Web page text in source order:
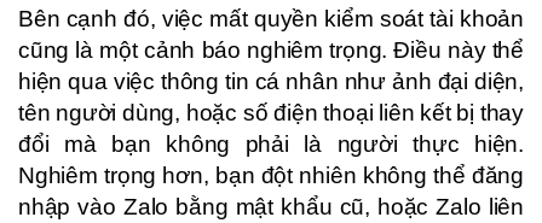
Bên cạnh đó, việc mất quyền kiểm soát tài khoản
cũng là một cảnh báo nghiêm trọng. Điều này thể
hiện qua việc thông tin cá nhân như ảnh đại diện,
tên người dùng, hoặc số điện thoại liên kết bị thay
đổi mà bạn không phải là người thực hiện.
Nghiêm trọng hơn, bạn đột nhiên không thể đăng
nhập vào Zalo bằng mật khẩu cũ, hoặc Zalo liên